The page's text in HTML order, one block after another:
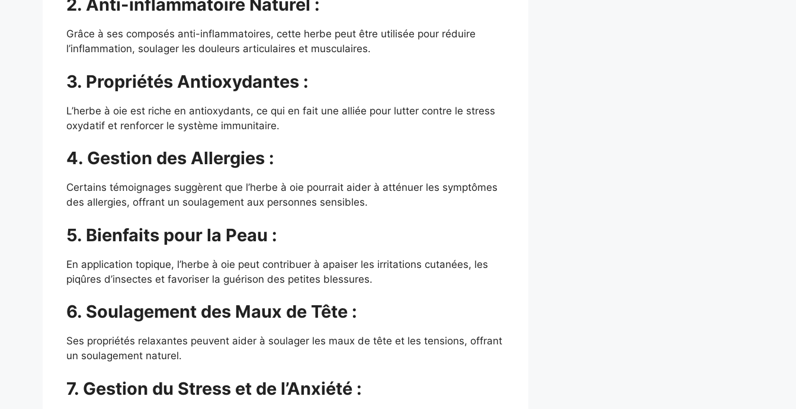
2. Anti-inflammatoire Naturel :
Grâce à ses composés anti-inflammatoires, cette herbe peut être utilisée pour réduire
l’inflammation, soulager les douleurs articulaires et musculaires.
3. Propriétés Antioxydantes :
L’herbe à oie est riche en antioxydants, ce qui en fait une alliée pour lutter contre le stress
oxydatif et renforcer le système immunitaire.
4. Gestion des Allergies :
Certains témoignages suggèrent que l’herbe à oie pourrait aider à atténuer les symptômes
des allergies, offrant un soulagement aux personnes sensibles.
5. Bienfaits pour la Peau :
En application topique, l’herbe à oie peut contribuer à apaiser les irritations cutanées, les
piqûres d’insectes et favoriser la guérison des petites blessures.
6. Soulagement des Maux de Tête :
Ses propriétés relaxantes peuvent aider à soulager les maux de tête et les tensions, offrant
un soulagement naturel.
7. Gestion du Stress et de l’Anxiété :